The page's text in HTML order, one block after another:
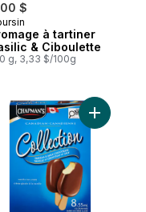
$
au Québec
à tartiner
& Ciboulette
g, 3,33 $/100g
à tartiner Pomme &
Ajouter